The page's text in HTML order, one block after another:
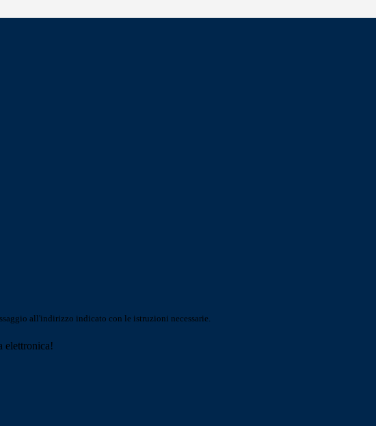
all'indirizzo indicato con le istruzioni necessarie.
elettronica!